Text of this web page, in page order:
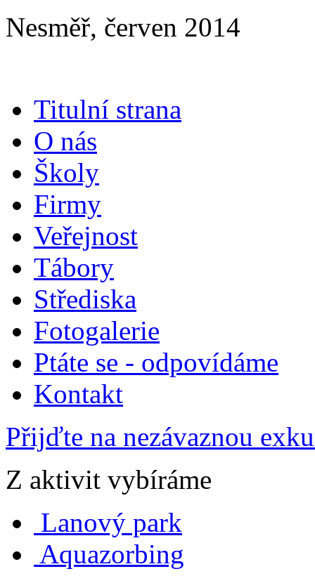
Nesměř, červen 2014
Titulní strana
O nás
Školy
Firmy
Veřejnost
Tábory
Střediska
Fotogalerie
Ptáte se - odpovídáme
Kontakt
Přijďte na nezávaznou
Z aktivit vybíráme
Lanový park
Aquazorbing